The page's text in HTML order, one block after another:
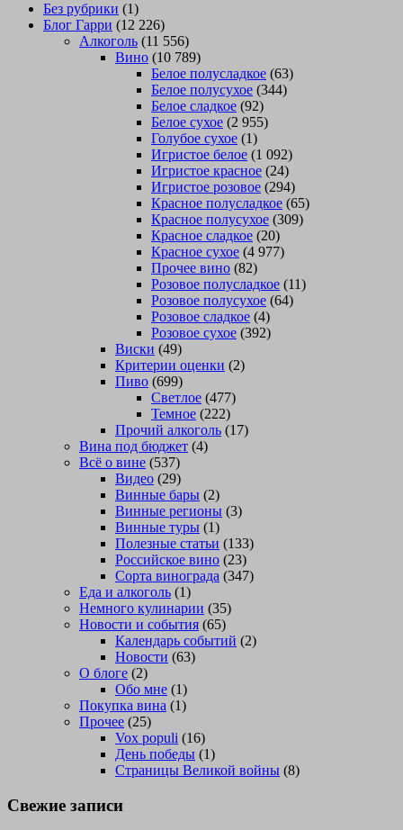
Без рубрики (1)
Блог Гарри (12 226)
Алкоголь (11 556)
Вино (10 789)
Белое полусладкое (63)
Белое полусухое (344)
Белое сладкое (92)
Белое сухое (2 955)
Голубое сухое (1)
Игристое белое (1 092)
Игристое красное (24)
Игристое розовое (294)
Красное полусладкое (65)
Красное полусухое (309)
Красное сладкое (20)
Красное сухое (4 977)
Прочее вино (82)
Розовое полусладкое (11)
Розовое полусухое (64)
Розовое сладкое (4)
Розовое сухое (392)
Виски (49)
Критерии оценки (2)
Пиво (699)
Светлое (477)
Темное (222)
Прочий алкоголь (17)
Вина под бюджет (4)
Всё о вине (537)
Видео (29)
Винные бары (2)
Винные регионы (3)
Винные туры (1)
Полезные статьи (133)
Российское вино (23)
Сорта винограда (347)
Еда и алкоголь (1)
Немного кулинарии (35)
Новости и события (65)
Календарь событий (2)
Новости (63)
О блоге (2)
Обо мне (1)
Покупка вина (1)
Прочее (25)
Vox populi (16)
День победы (1)
Страницы Великой войны (8)
Свежие записи